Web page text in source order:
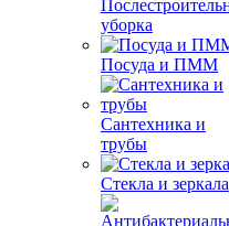
уборка
Посуда и ПММ
Сантехника и
трубы
Стекла и зеркала